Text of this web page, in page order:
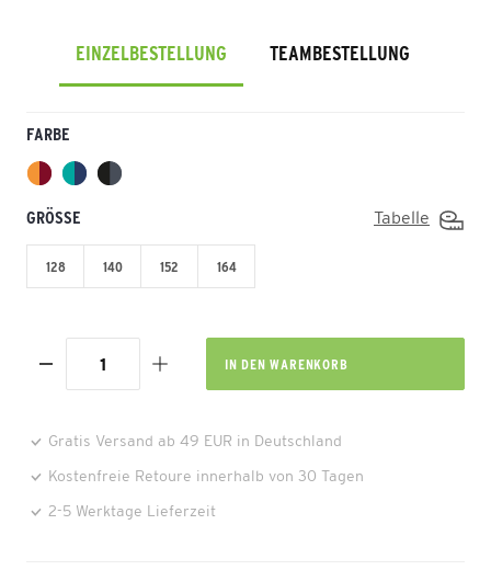
EINZELBESTELLUNG TEAMBESTELLUNG
FARBE
GRÖSSE Tabelle
128 140 152 164
IN DEN WARENKORB
Gratis Versand ab 49 EUR in Deutschland
Kostenfreie Retoure innerhalb von 30 Tagen
2-5 Werktage Lieferzeit